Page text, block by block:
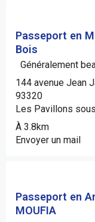
Passeport en
Bois
Généralement
144 avenue Jean
93320
Les Pavillons
À 3.8km
Envoyer un mail
Passeport en
MOUFIA